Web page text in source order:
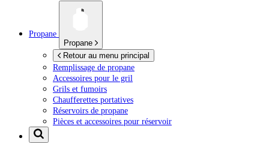
Propane
Propane
Retour au menu principal
Remplissage de propane
Accessoires pour le gril
Grils et fumoirs
Chaufferettes portatives
Réservoirs de propane
Pièces et accessoires pour réservoir